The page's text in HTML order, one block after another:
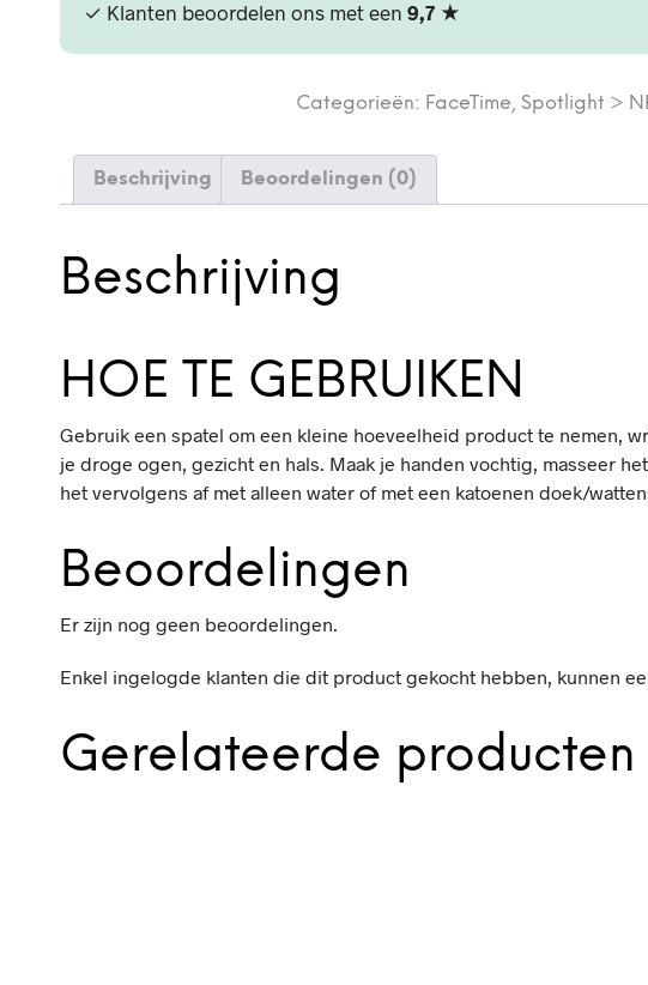
✓ Klanten beoordelen ons met een 9,7 ★
Categorieën: FaceTime, Spotlight >
Beschrijving Beoordelingen (0)
Beschrijving
HOE TE GEBRUIKEN
Gebruik een spatel om een kleine hoeveelheid product te nemen,
je droge ogen, gezicht en hals. Maak je handen vochtig, masseer
het vervolgens af met alleen water of met een katoenen doek/
Beoordelingen
Er zijn nog geen beoordelingen.
Enkel ingelogde klanten die dit product gekocht hebben, kunnen
Gerelateerde producten